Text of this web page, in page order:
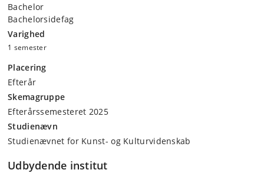
Bachelor
Bachelorsidefag
Varighed
1 semester
Placering
Efterår
Skemagruppe
Efterårssemesteret 2025
Studienævn
Studienævnet for Kunst- og Kulturvidenskab
Udbydende institut